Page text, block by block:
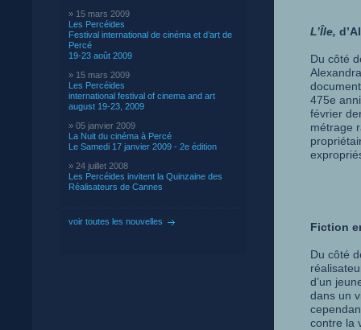
» 15 mars 2009
Les Percéides
Festival international de cinéma et d’art de
Percé
19-23 août 2009
» 15 mars 2009
Les Percéides
international festival of cinema and art
august 19-23, 2009
» 05 janvier 2009
La Nuit du cinéma à Percé
Le Samedi 17 janvier 2009 - 2e édition
» 24 juillet 2008
Les Percéides invitent la Quinzaine des
Réalisateurs de Cannes
voir toutes les nouvelles
L’Île,
Du côté
475e
février
métrage
Fiction
Du côté
d’un
dans un
contre la